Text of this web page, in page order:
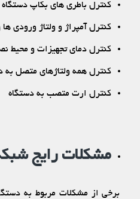
کنترل باطری‏ های بکاپ دستگاه
کنترل آمپراژ و ولتاژ ورودی‏
کنترل دمای تجهیزات و محیط
کنترل همه ولتاژهای متصل به
کنترل ارت متصب به دستگاه
مشکلات رایج
برخی از مشکلات مربوط به